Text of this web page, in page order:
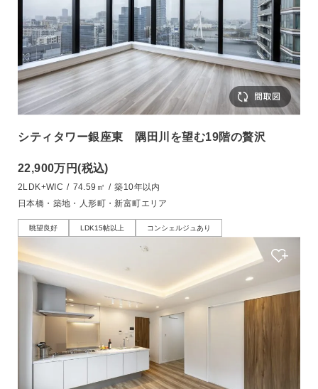
シティタワー銀座東 隅田川を望む19階の贅沢
22,900万円(税込)
2LDK+WIC / 74.59㎡ / 築10年以内
日本橋・築地・人形町・新富町エリア
眺望良好 LDK15帖以上 コンシェルジュあり